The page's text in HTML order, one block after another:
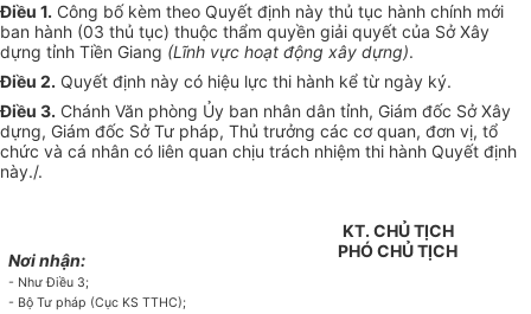
Điều 1. Công bố kèm theo Quyết định này thủ tục hành chính mới
ban hành (03 thủ tục) thuộc thẩm quyền giải quyết của Sở Xây
dựng tỉnh Tiền Giang (Lĩnh vực hoạt động xây dựng).
Điều 2. Quyết định này có hiệu lực thi hành kể từ ngày ký.
Điều 3. Chánh Văn phòng Ủy ban nhân dân tỉnh, Giám đốc Sở Xây
dựng, Giám đốc Sở Tư pháp, Thủ trưởng các cơ quan, đơn vị, tổ
chức và cá nhân có liên quan chịu trách nhiệm thi hành Quyết định
này./.
Nơi nhận:
- Như Điều 3;
- Bộ Tư pháp (Cục KS TTHC);
KT. CHỦ TỊCH
PHÓ CHỦ TỊCH